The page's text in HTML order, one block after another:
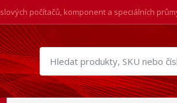
počítačů, komponent a speciálních
Hledat
produkty